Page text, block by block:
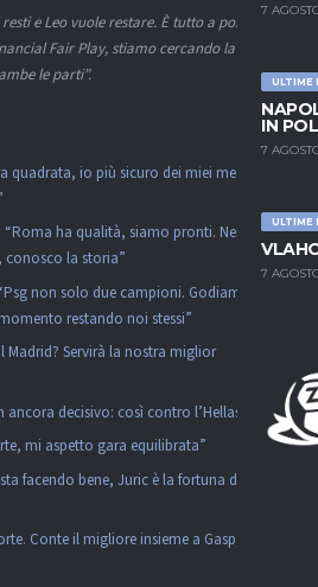
7
ULTIME
IN
7
ULTIME
7
e Leo vuole restare. È tutto a posto:
Fair Play, stiamo cercando la
le parti”.
quadrata, io più sicuro dei miei mezzi.
“Roma ha qualità, siamo pronti. Nessuna
conosco la storia”
non solo due campioni. Godiamoci la
restando noi stessi”
Madrid? Servirà la nostra miglior
ancora decisivo: così contro l’Hellas
mi aspetto gara equilibrata”
facendo bene, Juric è la fortuna dei
Conte il migliore insieme a Gasp, non